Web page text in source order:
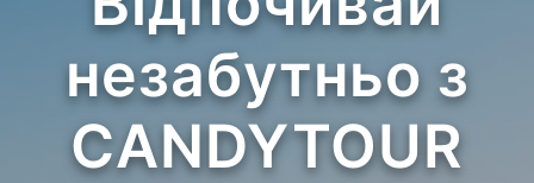
незабутньо з
CANDYTOUR